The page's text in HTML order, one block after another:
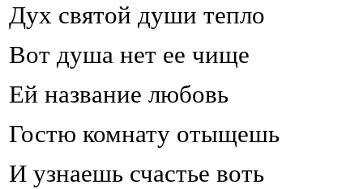
Дух святой души тепло
Вот душа нет ее чище
Ей название любовь
Гостю комнату отыщешь
И узнаешь счастье воть